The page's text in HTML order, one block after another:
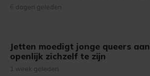
6 dagen geleden
Jetten moedigt jonge queers aan
openlijk zichzelf te zijn
1 week geleden